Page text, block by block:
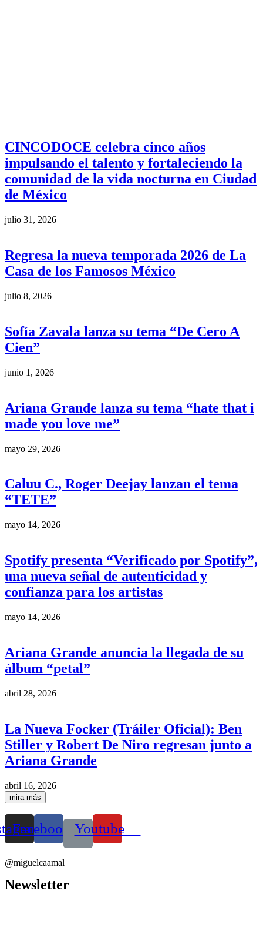
CINCODOCE celebra cinco años
impulsando el talento y fortaleciendo la
comunidad de la vida nocturna en Ciudad
de México
julio 31, 2026
Regresa la nueva temporada 2026 de La
Casa de los Famosos México
julio 8, 2026
Sofía Zavala lanza su tema “De Cero A
Cien”
junio 1, 2026
Ariana Grande lanza su tema “hate that i
made you love me”
mayo 29, 2026
Caluu C., Roger Deejay lanzan el tema
“TETE”
mayo 14, 2026
Spotify presenta “Verificado por Spotify”,
una nueva señal de autenticidad y
confianza para los artistas
mayo 14, 2026
Ariana Grande anuncia la llegada de su
álbum “petal”
abril 28, 2026
La Nueva Focker (Tráiler Oficial): Ben
Stiller y Robert De Niro regresan junto a
Ariana Grande
abril 16, 2026
mira más
Facebook Youtube
@miguelcaamal
Newsletter